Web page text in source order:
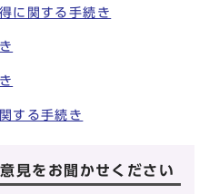
に関する手続き
する手続き
見をお聞かせください